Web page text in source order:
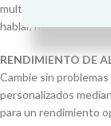
multifunción, para
hablar, hacer ping y
RENDIMIENTO DE
Cambie sin
personalizados
para un rendimiento